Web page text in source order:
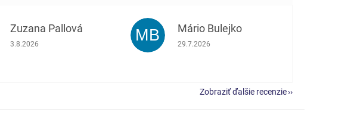
Zuzana Pallová
Hodnotenie obchodu je 5 z 5 hviezdičiek.
3.8.2026 MB Mário Bulejko
Hodnotenie obchodu je 5 z 5 hviezdičiek.
29.7.2026
Zobraziť ďalšie recenzie